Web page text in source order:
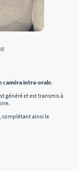
caméra intra-orale.
généré et est transmis à
, complétant ainsi le